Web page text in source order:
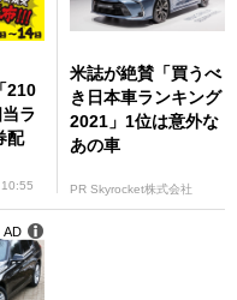
210
ラ
配
米誌が絶賛「買うべ
き日本車ランキング
2021」1位は意外な
あの車
PR Skyrocket株式会社
AD